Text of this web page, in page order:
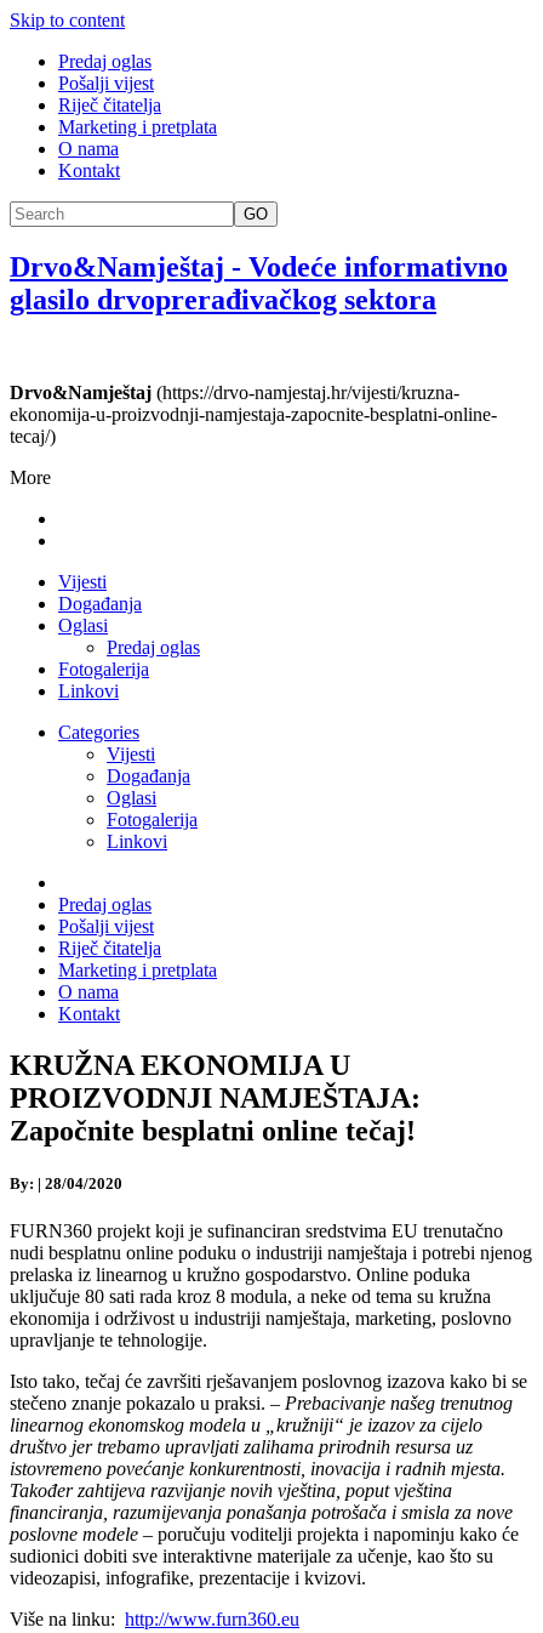
Skip to content
Predaj oglas
Pošalji vijest
Riječ čitatelja
Marketing i pretplata
O nama
Kontakt
GO
Drvo&Namještaj - Vodeće informativno
glasilo drvoprerađivačkog sektora
Drvo&Namještaj (https://drvo-namjestaj.hr/vijesti/kruzna-
ekonomija-u-proizvodnji-namjestaja-zapocnite-besplatni-online-
tecaj/)
More
Vijesti
Događanja
Oglasi
Predaj oglas
Fotogalerija
Linkovi
Categories
Vijesti
Događanja
Oglasi
Fotogalerija
Linkovi
Predaj oglas
Pošalji vijest
Riječ čitatelja
Marketing i pretplata
O nama
Kontakt
KRUŽNA EKONOMIJA U
PROIZVODNJI NAMJEŠTAJA:
Započnite besplatni online tečaj!
By: | 28/04/2020
FURN360 projekt koji je sufinanciran sredstvima EU trenutačno
nudi besplatnu online poduku o industriji namještaja i potrebi njenog
prelaska iz linearnog u kružno gospodarstvo. Online poduka
uključuje 80 sati rada kroz 8 modula, a neke od tema su kružna
ekonomija i održivost u industriji namještaja, marketing, poslovno
upravljanje te tehnologije.
Isto tako, tečaj će završiti rješavanjem poslovnog izazova kako bi se
stečeno znanje pokazalo u praksi. – Prebacivanje našeg trenutnog
linearnog ekonomskog modela u „kružniji“ je izazov za cijelo
društvo jer trebamo upravljati zalihama prirodnih resursa uz
istovremeno povećanje konkurentnosti, inovacija i radnih mjesta.
Također zahtijeva razvijanje novih vještina, poput vještina
financiranja, razumijevanja ponašanja potrošača i smisla za nove
poslovne modele – poručuju voditelji projekta i napominju kako će
sudionici dobiti sve interaktivne materijale za učenje, kao što su
videozapisi, infografike, prezentacije i kvizovi.
Više na linku: http://www.furn360.eu